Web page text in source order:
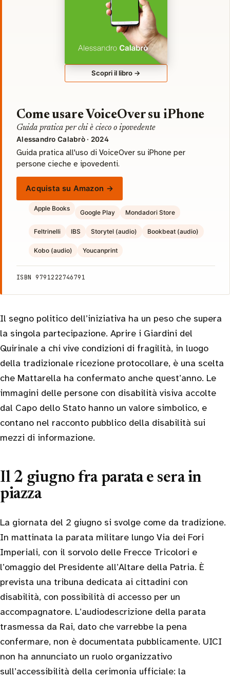
Scopri il libro →
Come usare VoiceOver su iPhone
Guida pratica per chi è cieco o ipovedente
Alessandro Calabrò · 2024
Guida pratica all'uso di VoiceOver su iPhone per
persone cieche e ipovedenti.
Acquista su Amazon →
Apple Books
Google Play Mondadori Store
Feltrinelli IBS Storytel (audio) Bookbeat (audio)
Kobo (audio) Youcanprint
ISBN 9791222746791
Il segno politico dell’iniziativa ha un peso che supera
la singola partecipazione. Aprire i Giardini del
Quirinale a chi vive condizioni di fragilità, in luogo
della tradizionale ricezione protocollare, è una scelta
che Mattarella ha confermato anche quest’anno. Le
immagini delle persone con disabilità visiva accolte
dal Capo dello Stato hanno un valore simbolico, e
contano nel racconto pubblico della disabilità sui
mezzi di informazione.
Il 2 giugno fra parata e sera in
piazza
La giornata del 2 giugno si svolge come da tradizione.
In mattinata la parata militare lungo Via dei Fori
Imperiali, con il sorvolo delle Frecce Tricolori e
l’omaggio del Presidente all’Altare della Patria. È
prevista una tribuna dedicata ai cittadini con
disabilità, con possibilità di accesso per un
accompagnatore. L’audiodescrizione della parata
trasmessa da Rai, dato che varrebbe la pena
confermare, non è documentata pubblicamente. UICI
non ha annunciato un ruolo organizzativo
sull’accessibilità della cerimonia ufficiale: la